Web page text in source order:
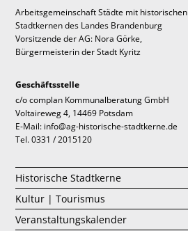
Arbeitsgemeinschaft Städte mit historischen
Stadtkernen des Landes Brandenburg
Vorsitzende der AG: Nora Görke,
Bürgermeisterin der Stadt Kyritz
Geschäftsstelle
c/o complan Kommunalberatung GmbH
Voltaireweg 4, 14469 Potsdam
E-Mail: info@ag-historische-stadtkerne.de
Tel. 0331 / 2015120
Historische Stadtkerne
Kultur | Tourismus
Veranstaltungskalender